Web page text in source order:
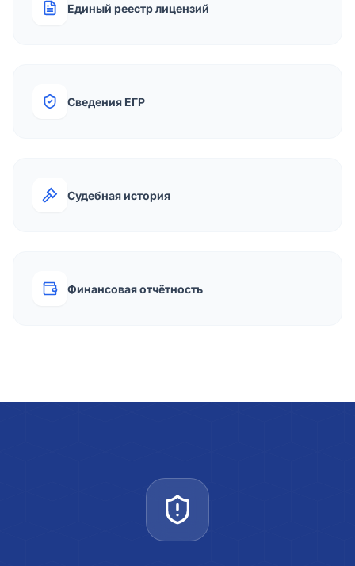
Единый реестр лицензий
Сведения ЕГР
Судебная история
Финансовая отчётность